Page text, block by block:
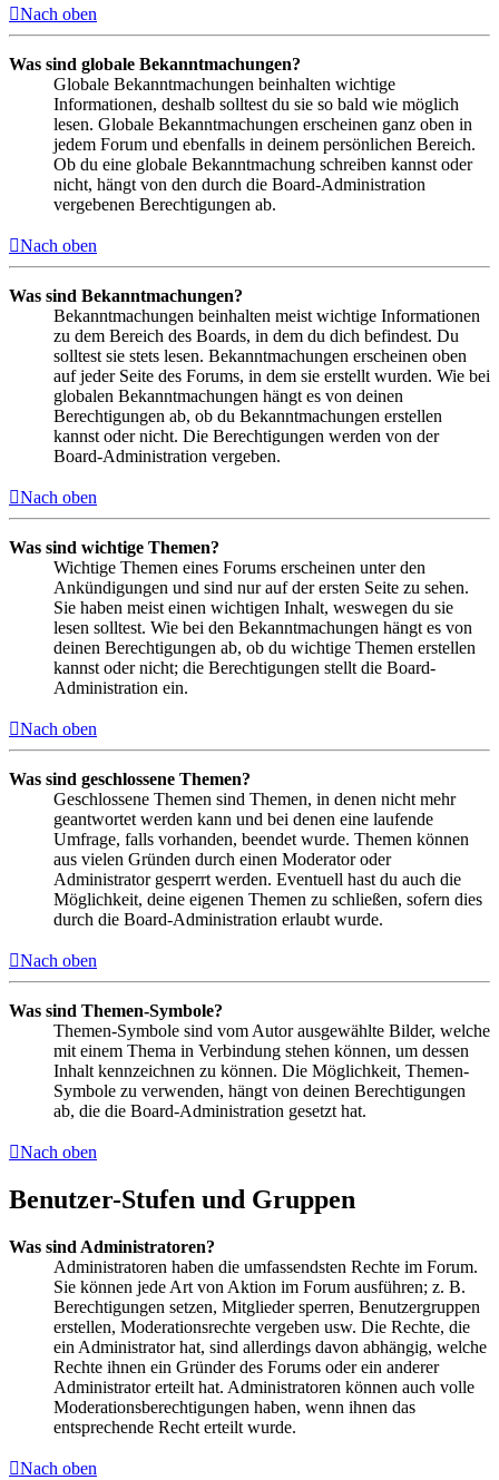
Nach oben
Was sind globale Bekanntmachungen?
Globale Bekanntmachungen beinhalten wichtige
Informationen, deshalb solltest du sie so bald wie möglich
lesen. Globale Bekanntmachungen erscheinen ganz oben in
jedem Forum und ebenfalls in deinem persönlichen Bereich.
Ob du eine globale Bekanntmachung schreiben kannst oder
nicht, hängt von den durch die Board-Administration
vergebenen Berechtigungen ab.
Nach oben
Was sind Bekanntmachungen?
Bekanntmachungen beinhalten meist wichtige Informationen
zu dem Bereich des Boards, in dem du dich befindest. Du
solltest sie stets lesen. Bekanntmachungen erscheinen oben
auf jeder Seite des Forums, in dem sie erstellt wurden. Wie bei
globalen Bekanntmachungen hängt es von deinen
Berechtigungen ab, ob du Bekanntmachungen erstellen
kannst oder nicht. Die Berechtigungen werden von der
Board-Administration vergeben.
Nach oben
Was sind wichtige Themen?
Wichtige Themen eines Forums erscheinen unter den
Ankündigungen und sind nur auf der ersten Seite zu sehen.
Sie haben meist einen wichtigen Inhalt, weswegen du sie
lesen solltest. Wie bei den Bekanntmachungen hängt es von
deinen Berechtigungen ab, ob du wichtige Themen erstellen
kannst oder nicht; die Berechtigungen stellt die Board-
Administration ein.
Nach oben
Was sind geschlossene Themen?
Geschlossene Themen sind Themen, in denen nicht mehr
geantwortet werden kann und bei denen eine laufende
Umfrage, falls vorhanden, beendet wurde. Themen können
aus vielen Gründen durch einen Moderator oder
Administrator gesperrt werden. Eventuell hast du auch die
Möglichkeit, deine eigenen Themen zu schließen, sofern dies
durch die Board-Administration erlaubt wurde.
Nach oben
Was sind Themen-Symbole?
Themen-Symbole sind vom Autor ausgewählte Bilder, welche
mit einem Thema in Verbindung stehen können, um dessen
Inhalt kennzeichnen zu können. Die Möglichkeit, Themen-
Symbole zu verwenden, hängt von deinen Berechtigungen
ab, die die Board-Administration gesetzt hat.
Nach oben
Benutzer-Stufen und Gruppen
Was sind Administratoren?
Administratoren haben die umfassendsten Rechte im Forum.
Sie können jede Art von Aktion im Forum ausführen; z. B.
Berechtigungen setzen, Mitglieder sperren, Benutzergruppen
erstellen, Moderationsrechte vergeben usw. Die Rechte, die
ein Administrator hat, sind allerdings davon abhängig, welche
Rechte ihnen ein Gründer des Forums oder ein anderer
Administrator erteilt hat. Administratoren können auch volle
Moderationsberechtigungen haben, wenn ihnen das
entsprechende Recht erteilt wurde.
Nach oben